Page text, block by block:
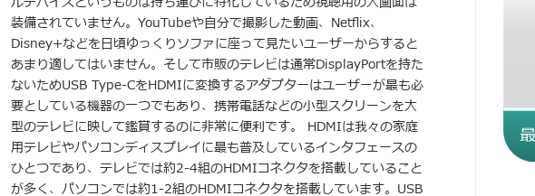
装備されていません。YouTubeや自分で撮影した動画、Netflix、
Disney+などを日頃ゆっくりソファに座って見たいユーザーからすると
あまり適してはいません。そして市販のテレビは通常DisplayPortを持た
ないためUSB Type-CをHDMIに変換するアダプターはユーザーが最も必
要としている機器の一つでもあり、携帯電話などの小型スクリーンを大
型のテレビに映して鑑賞するのに非常に便利です。 HDMIは我々の家庭
用テレビやパソコンディスプレイに最も普及しているインタフェースの
ひとつであり、テレビでは約2-4組のHDMIコネクタを搭載していること
が多く、パソコンでは約1-2組のHDMIコネクタを搭載しています。USB